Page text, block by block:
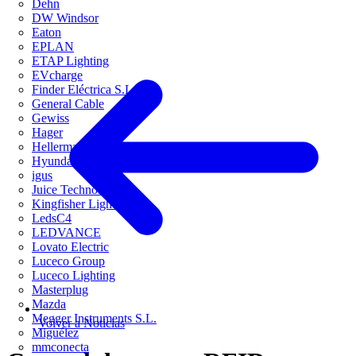
Dehn
DW Windsor
Eaton
EPLAN
ETAP Lighting
EVcharge
Finder Eléctrica S.L.U
General Cable
Gewiss
Hager
HellermannTyton
Hyundai Electric
igus
Juice Technology
Kingfisher Lighting
LedsC4
LEDVANCE
Lovato Electric
Luceco Group
Luceco Lighting
Masterplug
Mazda
Megger Instruments S.L.
Miguélez
mmconecta
Volver a Noticias